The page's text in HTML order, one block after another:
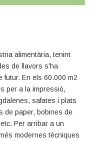
alimentària, tenint
de llavors s'ha
futur. En els 60.000 m2
per a la impressió,
safates i plats
de paper, bobines de
Per arribar a un
modernes tècniques